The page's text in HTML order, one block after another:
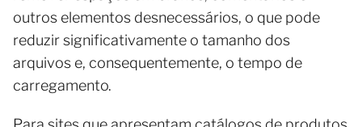
outros elementos desnecessários, o que pode
reduzir significativamente o tamanho dos
arquivos e, consequentemente, o tempo de
carregamento.